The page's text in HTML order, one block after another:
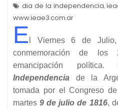
dia de la independencia,
www.ieae3.com.ar
E
l Viernes 6 de
conmemoración de
emancipación
Independencia de la
tomada por el Congreso
martes9 de julio de 1816,